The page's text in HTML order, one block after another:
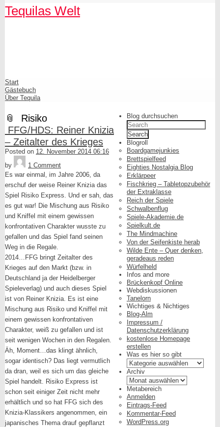
Tequilas Welt
Shrunk
Expand
Primary
Navigation
Start
Gästebuch
Über Tequila
Risiko
FFG/HDS: Reiner Knizia
– Zeitalter des Krieges
Posted on 12. November 2014 06:16
by
1 Comment
Es war einmal, im Jahre 2006, da
erschuf der weise Reiner Knizia das
Spiel Risiko Express. Und er sah, das
es gut war! Die Mischung aus Risiko
und Kniffel mit einem gewissen
konfrontativen Charakter wusste zu
gefallen und das Spiel fand seinen
Weg in die Regale.
2014…FFG bringt Zeitalter des
Krieges auf den Markt (bzw. in
Deutschland ja der Heidelberger
Spieleverlag) und auch dieses Spiel
ist von Reiner Knizia. Es ist eine
Mischung aus Risiko und Kniffel mit
einem gewissen konfrontativen
Charakter, weiß zu gefallen und ist
seit wenigen Wochen in den Regalen.
Äh, Moment…das klingt ähnlich,
sogar identisch? Das liegt vermutlich
da dran, weil es sich um das gleiche
Spiel handelt. Risiko Express ist
schon seit einiger Zeit nicht mehr
erhältlich und so hat FFG sich des
Knizia-Klassikers angenommen, ein
japanisches Thema drauf gepflanzt
Blog durchsuchen
Search
for:
Blogroll
Boardgamejunkies
Brettspielfeed
Eighties Nostalgia Blog
Erklärpeer
Fischkrieg – Tabletopzubehör
der Extraklasse
Reich der Spiele
Schwalbenflug
Spiele-Akademie.de
Spielkult.de
The Mindmachine
Von der Seifenkiste herab
Wilde Ente – Quer denken,
geradeaus reden
Würfelheld
Infos and more
Brückenkopf Online
Webdiskussionen
Tanelorn
Wichtiges & Nichtiges
Blog-Alm
Impressum /
Datenschutzerklärung
kostenlose Homepage
erstellen
Was es hier so gibt
Was
es
hier
so
gibt
Archiv
Archiv
Metabereich
Anmelden
Eintrags-Feed
Kommentar-Feed
WordPress.org